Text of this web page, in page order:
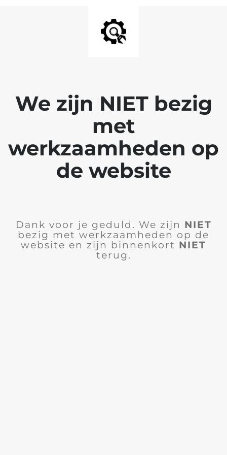
We zijn NIET bezig
met
werkzaamheden op
de website
Dank voor je geduld. We zijn NIET
bezig met werkzaamheden op de
website en zijn binnenkort NIET
terug.